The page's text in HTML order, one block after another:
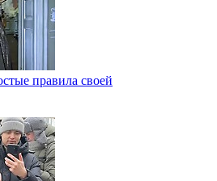
правила своей